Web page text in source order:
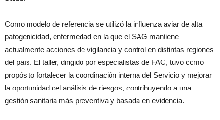
Como modelo de referencia se utilizó la influenza aviar de alta
patogenicidad, enfermedad en la que el SAG mantiene
actualmente acciones de vigilancia y control en distintas regiones
del país. El taller, dirigido por especialistas de FAO, tuvo como
propósito fortalecer la coordinación interna del Servicio y mejorar
la oportunidad del análisis de riesgos, contribuyendo a una
gestión sanitaria más preventiva y basada en evidencia.